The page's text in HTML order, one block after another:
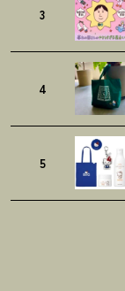
3
4
5